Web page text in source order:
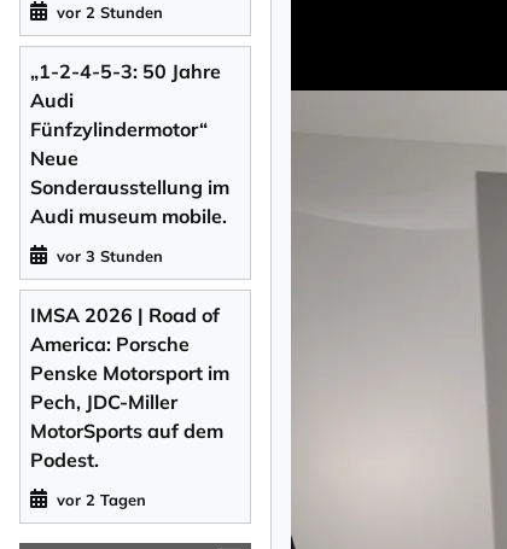
vor 2 Stunden
„1-2-4-5-3: 50 Jahre
Audi
Fünfzylindermotor“
Neue
Sonderausstellung im
Audi museum mobile.
vor 3 Stunden
IMSA 2026 | Road of
America: Porsche
Penske Motorsport im
Pech, JDC-Miller
MotorSports auf dem
Podest.
vor 2 Tagen